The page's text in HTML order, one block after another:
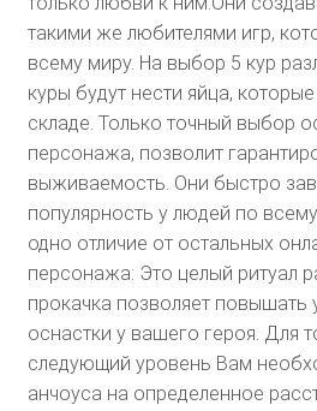
такими же любителями игр,
всему миру. На выбор 5 кур
куры будут нести яйца,
складе. Только точный выбор
персонажа, позволит
выживаемость. Они быстро
популярность у людей по
одно отличие от остальных
персонажа: Это целый ритуал
прокачка позволяет повышать
оснастки у вашего героя. Для
следующий уровень Вам
анчоуса на определенное